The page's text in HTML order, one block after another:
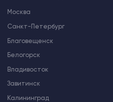
Москва
Санкт-Петербург
Благовещенск
Белогорск
Владивосток
Завитинск
Калининград